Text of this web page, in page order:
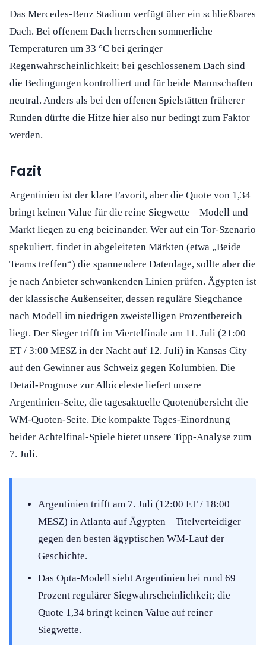
Das Mercedes-Benz Stadium verfügt über ein schließbares
Dach. Bei offenem Dach herrschen sommerliche
Temperaturen um 33 °C bei geringer
Regenwahrscheinlichkeit; bei geschlossenem Dach sind
die Bedingungen kontrolliert und für beide Mannschaften
neutral. Anders als bei den offenen Spielstätten früherer
Runden dürfte die Hitze hier also nur bedingt zum Faktor
werden.
Fazit
Argentinien ist der klare Favorit, aber die Quote von 1,34
bringt keinen Value für die reine Siegwette – Modell und
Markt liegen zu eng beieinander. Wer auf ein Tor-Szenario
spekuliert, findet in abgeleiteten Märkten (etwa „Beide
Teams treffen“) die spannendere Datenlage, sollte aber die
je nach Anbieter schwankenden Linien prüfen. Ägypten ist
der klassische Außenseiter, dessen reguläre Siegchance
nach Modell im niedrigen zweistelligen Prozentbereich
liegt. Der Sieger trifft im Viertelfinale am 11. Juli (21:00
ET / 3:00 MESZ in der Nacht auf 12. Juli) in Kansas City
auf den Gewinner aus Schweiz gegen Kolumbien. Die
Detail-Prognose zur Albiceleste liefert unsere
Argentinien-Seite, die tagesaktuelle Quotenübersicht die
WM-Quoten-Seite. Die kompakte Tages-Einordnung
beider Achtelfinal-Spiele bietet unsere Tipp-Analyse zum
7. Juli.
Argentinien trifft am 7. Juli (12:00 ET / 18:00
MESZ) in Atlanta auf Ägypten – Titelverteidiger
gegen den besten ägyptischen WM-Lauf der
Geschichte.
Das Opta-Modell sieht Argentinien bei rund 69
Prozent regulärer Siegwahrscheinlichkeit; die
Quote 1,34 bringt keinen Value auf reiner
Siegwette.